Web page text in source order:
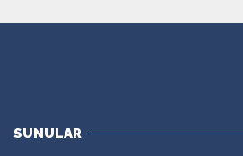
SUNULAR